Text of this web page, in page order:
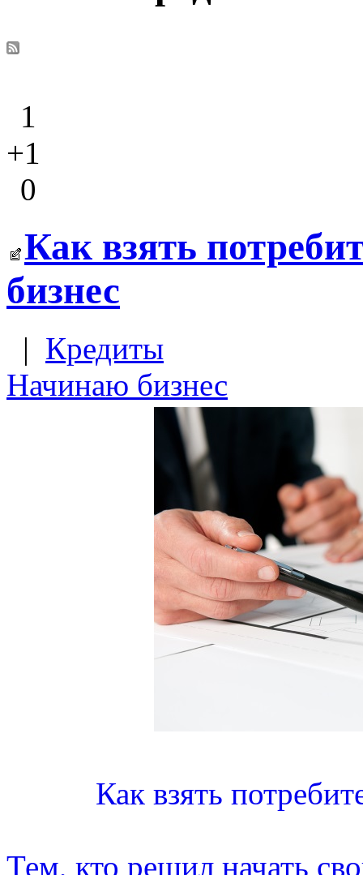
1
+1
0
Как взять
бизнес
| Кредиты
Начинаю бизнес
Как взять
Тем, кто решил начать